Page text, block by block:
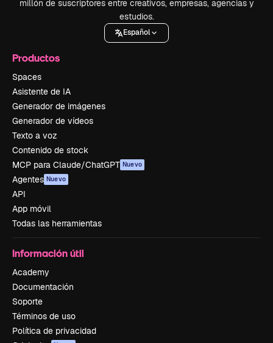
millón de suscriptores entre creativos, empresas, agencias y
estudios.
Español
Productos
Spaces
Asistente de IA
Generador de imágenes
Generador de vídeos
Texto a voz
Contenido de stock
MCP para Claude/ChatGPT Nuevo
Agentes Nuevo
API
App móvil
Todas las herramientas
Información útil
Academy
Documentación
Soporte
Términos de uso
Política de privacidad